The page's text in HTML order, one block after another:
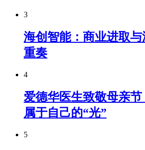
3
海创智能：商业进取
重奏
4
爱德华医生致敬母亲
属于自己的“光”
5